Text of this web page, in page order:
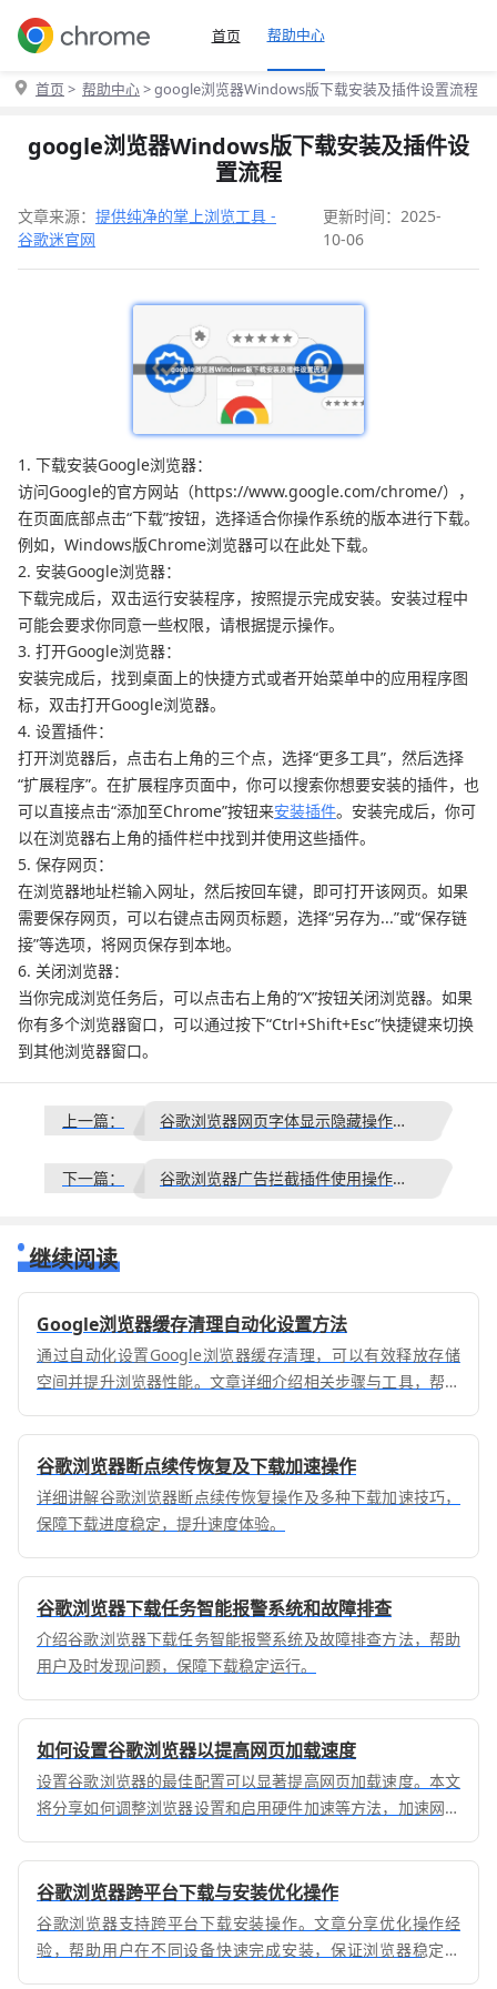
首页 帮助中心
首页 > 帮助中心> google浏览器Windows版下载安装及插件设置流程
google浏览器Windows版下载安装及插件设
置流程
文章来源： 提供纯净的掌上浏览工具 -
谷歌迷官网
更新时间：2025-
10-06
1. 下载安装Google浏览器：
访问Google的官方网站（https://www.google.com/chrome/），
在页面底部点击“下载”按钮，选择适合你操作系统的版本进行下载。
例如，Windows版Chrome浏览器可以在此处下载。
2. 安装Google浏览器：
下载完成后，双击运行安装程序，按照提示完成安装。安装过程中
可能会要求你同意一些权限，请根据提示操作。
3. 打开Google浏览器：
安装完成后，找到桌面上的快捷方式或者开始菜单中的应用程序图
标，双击打开Google浏览器。
4. 设置插件：
打开浏览器后，点击右上角的三个点，选择“更多工具”，然后选择
“扩展程序”。在扩展程序页面中，你可以搜索你想要安装的插件，也
可以直接点击“添加至Chrome”按钮来安装插件。安装完成后，你可
以在浏览器右上角的插件栏中找到并使用这些插件。
5. 保存网页：
在浏览器地址栏输入网址，然后按回车键，即可打开该网页。如果
需要保存网页，可以右键点击网页标题，选择“另存为...”或“保存链
接”等选项，将网页保存到本地。
6. 关闭浏览器：
当你完成浏览任务后，可以点击右上角的“X”按钮关闭浏览器。如果
你有多个浏览器窗口，可以通过按下“Ctrl+Shift+Esc”快捷键来切换
到其他浏览器窗口。
上一篇： 谷歌浏览器网页字体显示隐藏操作策略
下一篇： 谷歌浏览器广告拦截插件使用操作技巧详解教程
继续阅读
Google浏览器缓存清理自动化设置方法
通过自动化设置Google浏览器缓存清理，可以有效释放存储
空间并提升浏览器性能。文章详细介绍相关步骤与工具，帮助
谷歌浏览器断点续传恢复及下载加速操作
详细讲解谷歌浏览器断点续传恢复操作及多种下载加速技巧，
保障下载进度稳定，提升速度体验。
谷歌浏览器下载任务智能报警系统和故障排查
介绍谷歌浏览器下载任务智能报警系统及故障排查方法，帮助
用户及时发现问题，保障下载稳定运行。
如何设置谷歌浏览器以提高网页加载速度
设置谷歌浏览器的最佳配置可以显著提高网页加载速度。本文
将分享如何调整浏览器设置和启用硬件加速等方法，加速网页
谷歌浏览器跨平台下载与安装优化操作
谷歌浏览器支持跨平台下载安装操作。文章分享优化操作经
验，帮助用户在不同设备快速完成安装，保证浏览器稳定运